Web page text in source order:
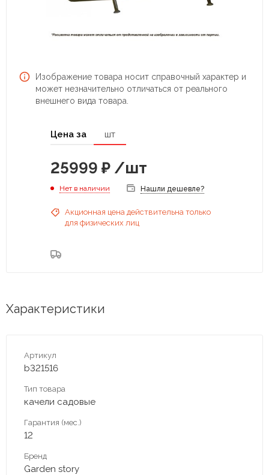
Изображение товара носит справочный характер и
может незначительно отличаться от реального
внешнего вида товара.
Цена за шт
25999 ₽ /шт
Нет в наличии Нашли дешевле?
Акционная цена действительна только
для физических лиц
Характеристики
Артикул
b321516
Тип товара
качели садовые
Гарантия (мес.)
12
Бренд
Garden story